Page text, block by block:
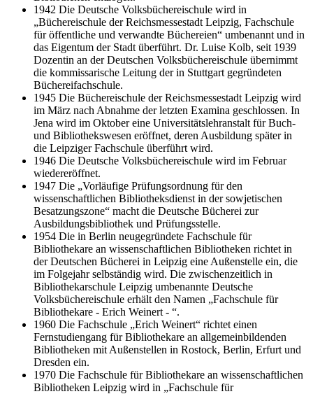
1942 Die Deutsche Volksbüchereischule wird in
„Büchereischule der Reichsmessestadt Leipzig, Fachschule
für öffentliche und verwandte Büchereien“ umbenannt und in
das Eigentum der Stadt überführt. Dr. Luise Kolb, seit 1939
Dozentin an der Deutschen Volksbüchereischule übernimmt
die kommissarische Leitung der in Stuttgart gegründeten
Büchereifachschule.
1945 Die Büchereischule der Reichsmessestadt Leipzig wird
im März nach Abnahme der letzten Examina geschlossen. In
Jena wird im Oktober eine Universitätslehranstalt für Buch-
und Bibliothekswesen eröffnet, deren Ausbildung später in
die Leipziger Fachschule überführt wird.
1946 Die Deutsche Volksbüchereischule wird im Februar
wiedereröffnet.
1947 Die „Vorläufige Prüfungsordnung für den
wissenschaftlichen Bibliotheksdienst in der sowjetischen
Besatzungszone“ macht die Deutsche Bücherei zur
Ausbildungsbibliothek und Prüfungsstelle.
1954 Die in Berlin neugegründete Fachschule für
Bibliothekare an wissenschaftlichen Bibliotheken richtet in
der Deutschen Bücherei in Leipzig eine Außenstelle ein, die
im Folgejahr selbständig wird. Die zwischenzeitlich in
Bibliothekarschule Leipzig umbenannte Deutsche
Volksbüchereischule erhält den Namen „Fachschule für
Bibliothekare - Erich Weinert - “.
1960 Die Fachschule „Erich Weinert“ richtet einen
Fernstudiengang für Bibliothekare an allgemeinbildenden
Bibliotheken mit Außenstellen in Rostock, Berlin, Erfurt und
Dresden ein.
1970 Die Fachschule für Bibliothekare an wissenschaftlichen
Bibliotheken Leipzig wird in „Fachschule für